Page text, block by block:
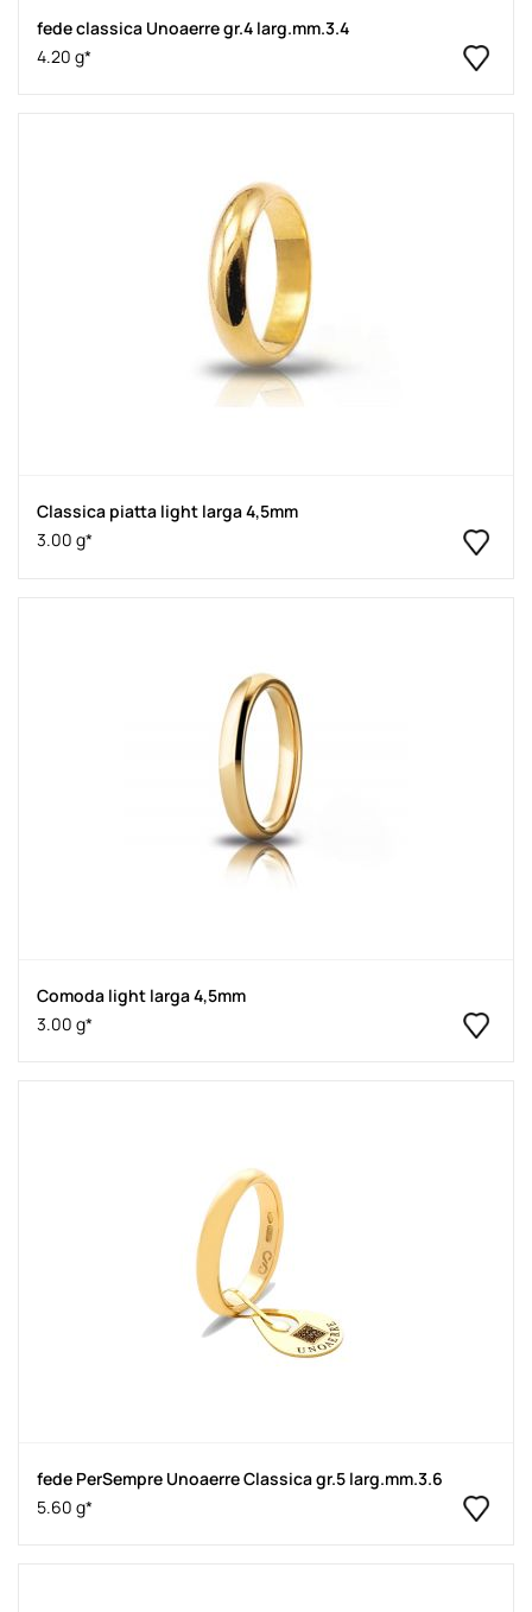
fede classica Unoaerre gr.4 larg.mm.3.4
4.20 g*
Classica piatta light larga 4,5mm
3.00 g*
Comoda light larga 4,5mm
3.00 g*
fede PerSempre Unoaerre Classica gr.5 larg.mm.3.6
5.60 g*